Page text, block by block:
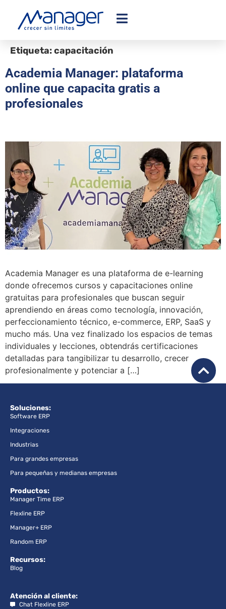
Etiqueta:capacitación
Academia Manager: plataforma
online que capacita gratis a
profesionales
Academia Manager es una plataforma de e-learning
donde ofrecemos cursos y capacitaciones online
gratuitas para profesionales que buscan seguir
aprendiendo en áreas como tecnología, innovación,
perfeccionamiento técnico, e-commerce, ERP, SaaS y
mucho más. Una vez finalizado los espacios de temas
individuales y lecciones, obtendrás certificaciones
detalladas para tangibilizar tu desarrollo, crecer
profesionalmente y potenciar a […]
Soluciones:
Software ERP
Integraciones
Industrias
Para grandes empresas
Para pequeñas y medianas empresas
Productos:
Manager Time ERP
Flexline ERP
Manager+ ERP
Random ERP
Recursos:
Blog
Atención al cliente:
Chat Flexline ERP